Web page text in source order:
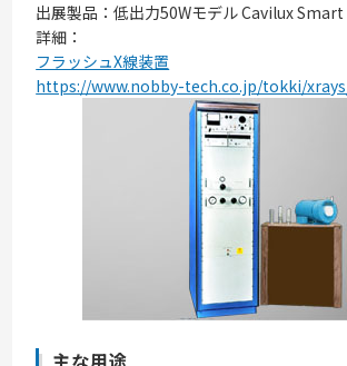
出展製品：低出力50Wモデル Cavilux Smart
詳細：
フラッシュX線装置
https://www.nobby-tech.co.jp/tokki/